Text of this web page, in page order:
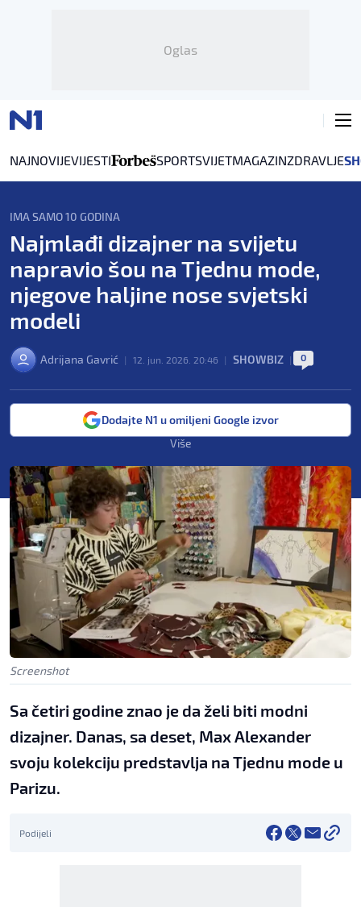
Oglas
NAJNOVIJEVIJESTI SPORTSVIJETMAGAZINZDRAVLJE
IMA SAMO 10 GODINA
Najmlađi dizajner na svijetu
napravio šou na Tjednu mode,
njegove haljine nose svjetski
modeli
Adrijana Gavrić | 12. jun. 2026. 20:46 | SHOWBIZ | 0
Dodajte N1 u omiljeni Google izvor
Više
Screenshot
Sa četiri godine znao je da želi biti modni
dizajner. Danas, sa deset, Max Alexander
svoju kolekciju predstavlja na Tjednu mode u
Parizu.
Podijeli